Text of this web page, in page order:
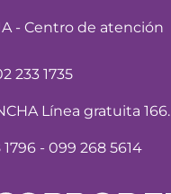
- Centro de atención
233 1735
Línea gratuita 166.
- 099 268 5614